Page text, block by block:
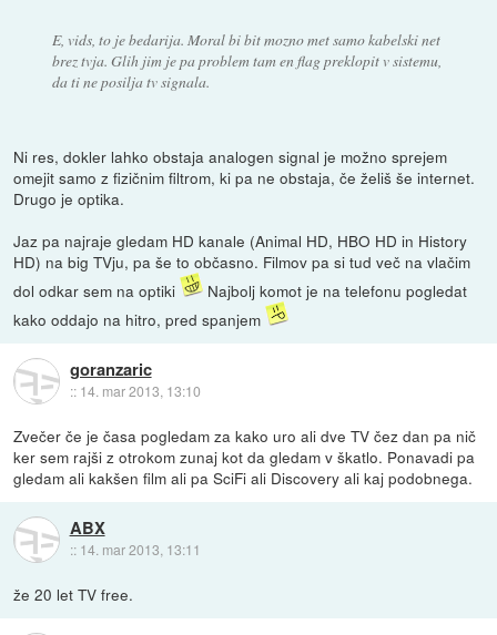
E, vids, to je bedarija. Moral bi bit mozno met samo kabelski net
brez tvja. Glih jim je pa problem tam en flag preklopit v sistemu,
da ti ne posilja tv signala.
Ni res, dokler lahko obstaja analogen signal je možno sprejem
omejit samo z fizičnim filtrom, ki pa ne obstaja, če želiš še internet.
Drugo je optika.
Jaz pa najraje gledam HD kanale (Animal HD, HBO HD in History
HD) na big TVju, pa še to občasno. Filmov pa si tud več na vlačim
dol odkar sem na optiki
Najbolj komot je na telefonu pogledat
kako oddajo na hitro, pred spanjem
goranzaric
:: 14. mar 2013, 13:10
Zvečer če je časa pogledam za kako uro ali dve TV čez dan pa nič
ker sem rajši z otrokom zunaj kot da gledam v škatlo. Ponavadi pa
gledam ali kakšen film ali pa SciFi ali Discovery ali kaj podobnega.
ABX
:: 14. mar 2013, 13:11
že 20 let TV free.